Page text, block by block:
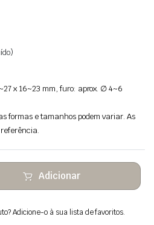
x 16~23 mm, furo: aprox. ∅ 4~6
formas e tamanhos podem variar. As
Adicionar
Adicione-o à sua lista de favoritos.